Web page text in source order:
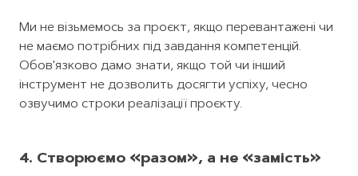
Ми не візьмемось за проєкт, якщо перевантажені чи
не маємо потрібних під завдання компетенцій.
Обов'язково дамо знати, якщо той чи інший
інструмент не дозволить досягти успіху, чесно
озвучимо строки реалізації проєкту.
4. Створюємо «разом», а не «замість»